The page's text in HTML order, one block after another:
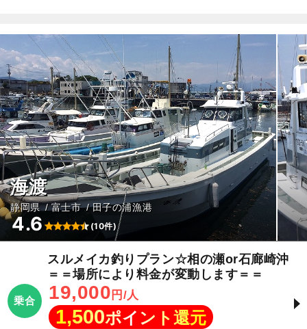
海渡
静岡県 富士市 田子の浦漁港
4.6 (10件)
乗合
スルメイカ釣りプラン☆相の瀬or石廊崎沖
＝＝場所により料金が変動します＝＝
19,000 円/人
1,500ポイント還元